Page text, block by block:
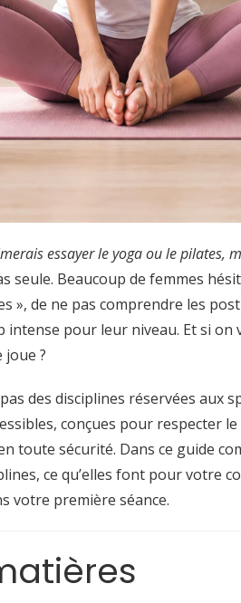
essayer le yoga ou le pilates,
seule. Beaucoup de femmes
», de ne pas comprendre les
pour leur niveau. Et si on
?
des disciplines réservées aux
conçues pour respecter
toute sécurité. Dans ce guide
ce qu’elles font pour votre
votre première séance.